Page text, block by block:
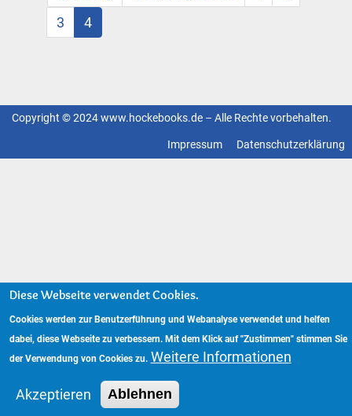
Seite
Seite
Page
3
Aktuelle
Seite
4
Copyright © 2024 www.hockebooks.de – Alle Rechte vorbehalten.
Datenschutzerklärung
Impressum
Diese Webseite verwendet Cookies.
Cookies werden zur Benutzerführung und Webanalyse verwendet und helfen
dabei, diese Webseite zu verbessern. Mit dem Klick auf "Zustimmen" stimmen Sie
der Verwendung von Cookies zu. Weitere Informationen
Akzeptieren Ablehnen